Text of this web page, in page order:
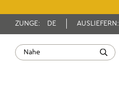
ZUNGE: DE AUSLIEFERN: